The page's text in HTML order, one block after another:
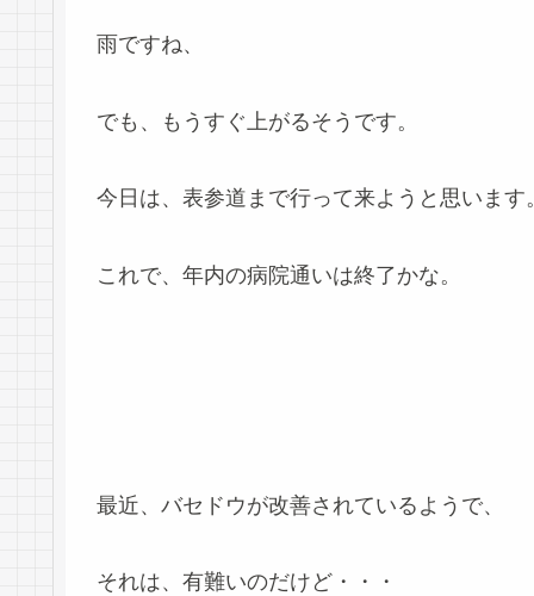
雨ですね、
でも、もうすぐ上がるそうです。
今日は、表参道まで行って来ようと思います
これで、年内の病院通いは終了かな。
最近、バセドウが改善されているようで、
それは、有難いのだけど・・・